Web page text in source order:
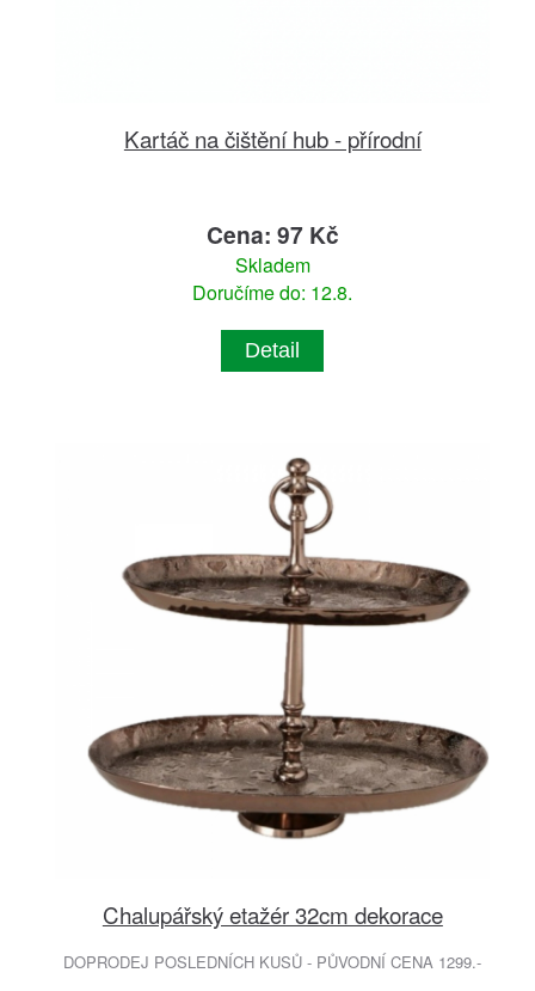
Kartáč na čištění hub - přírodní
Cena: 97 Kč
Skladem
Doručíme do: 12.8.
Detail
Chalupářský etažér 32cm dekorace
DOPRODEJ POSLEDNÍCH KUSŮ - PŮVODNÍ CENA 1299.-